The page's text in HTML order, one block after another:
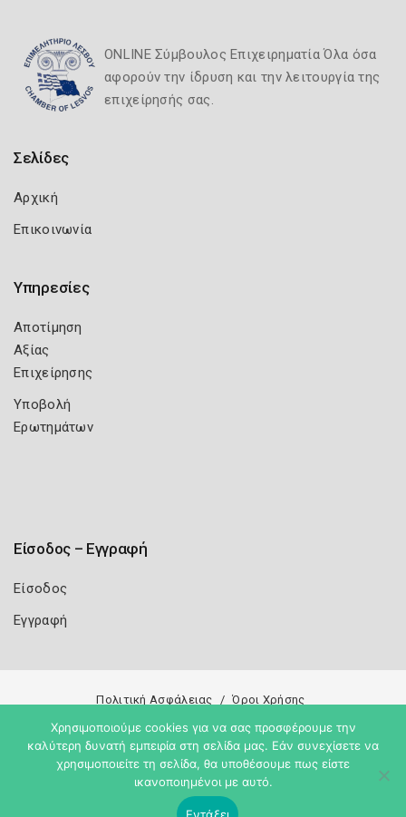
ONLINE Σύμβουλος Επιχειρηματία Όλα όσα
αφορούν την ίδρυση και την λειτουργία της
επιχείρησής σας.
Σελίδες
Αρχική
Επικοινωνία
Υπηρεσίες
Αποτίμηση
Αξίας
Επιχείρησης
Υποβολή
Ερωτημάτων
Είσοδος – Εγγραφή
Είσοδος
Εγγραφή
Πολιτική Ασφάλειας Όροι Χρήσης
Copyright 2026 Knowledge A.E.
Χρησιμοποιούμε cookies για να σας προσφέρουμε την
καλύτερη δυνατή εμπειρία στη σελίδα μας. Εάν συνεχίσετε να
χρησιμοποιείτε τη σελίδα, θα υποθέσουμε πως είστε
ικανοποιημένοι με αυτό.
Εντάξει